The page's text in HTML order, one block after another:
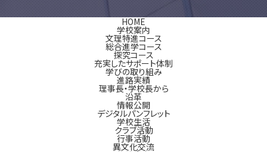
HOME
学校案内
文理特進コース
総合進学コース
探究コース
充実したサポート体制
学びの取り組み
進路実績
理事長・学校長から
沿革
情報公開
デジタルパンフレット
学校生活
クラブ活動
行事活動
異文化交流